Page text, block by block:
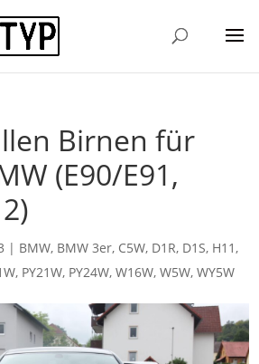
Birnen für
(E90/E91,
| BMW, BMW 3er, C5W, D1R, D1S, H11,
, PY21W, PY24W,W16W,W5W,WY5W